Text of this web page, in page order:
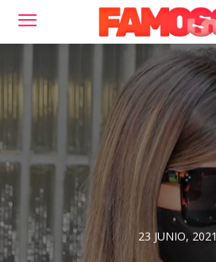
23 JUNIO, 2021